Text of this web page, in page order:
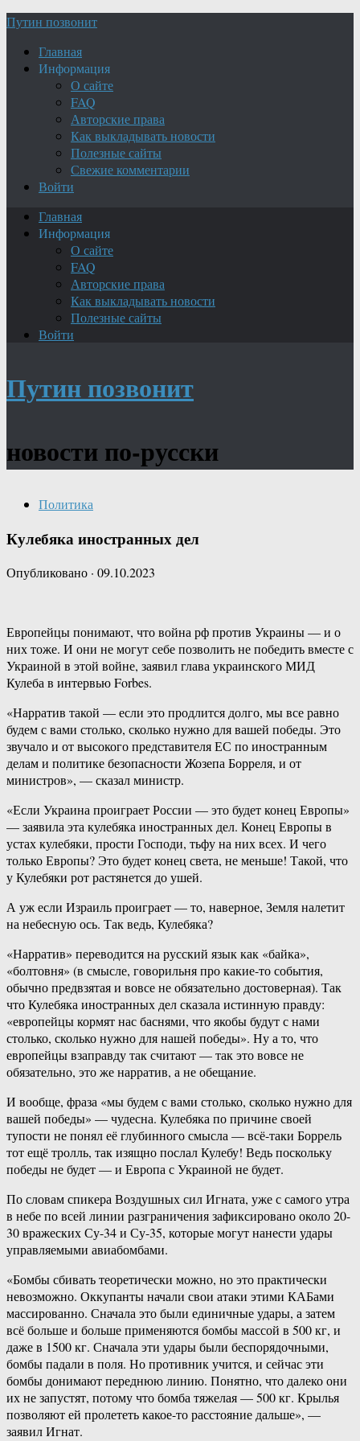
Путин позвонит
Главная
Информация
О сайте
FAQ
Авторские права
Как выкладывать новости
Полезные сайты
Свежие комментарии
Войти
Главная
Информация
О сайте
FAQ
Авторские права
Как выкладывать новости
Полезные сайты
Войти
Путин позвонит
новости по-русски
Политика
Кулебяка иностранных дел
Опубликовано · 09.10.2023
Европейцы понимают, что война рф против Украины — и о
них тоже. И они не могут себе позволить не победить вместе с
Украиной в этой войне, заявил глава украинского МИД
Кулеба в интервью Forbes.
«Нарратив такой — если это продлится долго, мы все равно
будем с вами столько, сколько нужно для вашей победы. Это
звучало и от высокого представителя ЕС по иностранным
делам и политике безопасности Жозепа Борреля, и от
министров», — сказал министр.
«Если Украина проиграет России — это будет конец Европы»
— заявила эта кулебяка иностранных дел. Конец Европы в
устах кулебяки, прости Господи, тьфу на них всех. И чего
только Европы? Это будет конец света, не меньше! Такой, что
у Кулебяки рот растянется до ушей.
А уж если Израиль проиграет — то, наверное, Земля налетит
на небесную ось. Так ведь, Кулебяка?
«Нарратив» переводится на русский язык как «байка»,
«болтовня» (в смысле, говорильня про какие-то события,
обычно предвзятая и вовсе не обязательно достоверная). Так
что Кулебяка иностранных дел сказала истинную правду:
«европейцы кормят нас баснями, что якобы будут с нами
столько, сколько нужно для нашей победы». Ну а то, что
европейцы взаправду так считают — так это вовсе не
обязательно, это же нарратив, а не обещание.
И вообще, фраза «мы будем с вами столько, сколько нужно для
вашей победы» — чудесна. Кулебяка по причине своей
тупости не понял её глубинного смысла — всё-таки Боррель
тот ещё тролль, так изящно послал Кулебу! Ведь поскольку
победы не будет — и Европа с Украиной не будет.
По словам спикера Воздушных сил Игната, уже с самого утра
в небе по всей линии разграничения зафиксировано около 20-
30 вражеских Су-34 и Су-35, которые могут нанести удары
управляемыми авиабомбами.
«Бомбы сбивать теоретически можно, но это практически
невозможно. Оккупанты начали свои атаки этими КАБами
массированно. Сначала это были единичные удары, а затем
всё больше и больше применяются бомбы массой в 500 кг, и
даже в 1500 кг. Сначала эти удары были беспорядочными,
бомбы падали в поля. Но противник учится, и сейчас эти
бомбы донимают переднюю линию. Понятно, что далеко они
их не запустят, потому что бомба тяжелая — 500 кг. Крылья
позволяют ей пролететь какое-то расстояние дальше», —
заявил Игнат.